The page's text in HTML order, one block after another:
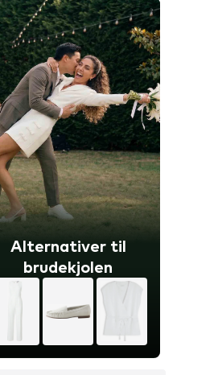
Alternativer til
brudekjolen